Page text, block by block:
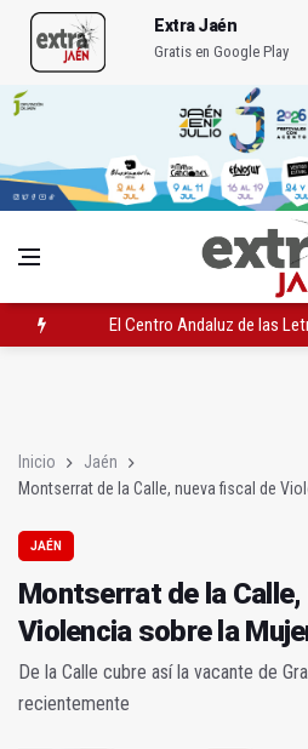
Extra Jaén
Gratis en Google Play
El Centro Andaluz de las
Inicio
Jaén
Montserrat de la Calle, nueva fiscal de
JAÉN
Montserrat de la
Violencia sobre la
De la Calle cubre así la vacante de
recientemente